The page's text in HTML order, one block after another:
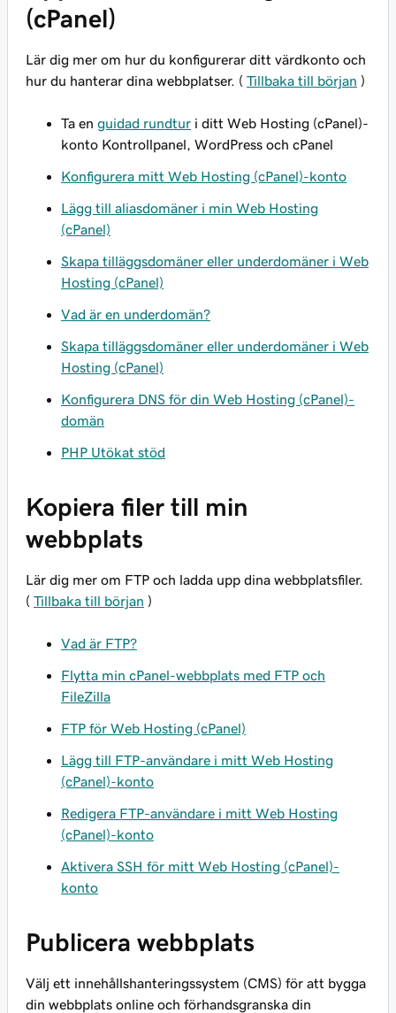
(cPanel)
Lär dig mer om hur du konfigurerar ditt värdkonto och
hur du hanterar dina webbplatser. ( Tillbaka till början )
Ta en guidad rundtur i ditt Web Hosting (cPanel)-
konto Kontrollpanel, WordPress och cPanel
Konfigurera mitt Web Hosting (cPanel)-konto
Lägg till aliasdomäner i min Web Hosting
(cPanel)
Skapa tilläggsdomäner eller underdomäner i Web
Hosting (cPanel)
Vad är en underdomän?
Skapa tilläggsdomäner eller underdomäner i Web
Hosting (cPanel)
Konfigurera DNS för din Web Hosting (cPanel)-
domän
PHP Utökat stöd
Kopiera filer till min
webbplats
Lär dig mer om FTP och ladda upp dina webbplatsfiler.
( Tillbaka till början )
Vad är FTP?
Flytta min cPanel-webbplats med FTP och
FileZilla
FTP för Web Hosting (cPanel)
Lägg till FTP-användare i mitt Web Hosting
(cPanel)-konto
Redigera FTP-användare i mitt Web Hosting
(cPanel)-konto
Aktivera SSH för mitt Web Hosting (cPanel)-
konto
Publicera webbplats
Välj ett innehållshanteringssystem (CMS) för att bygga
din webbplats online och förhandsgranska din